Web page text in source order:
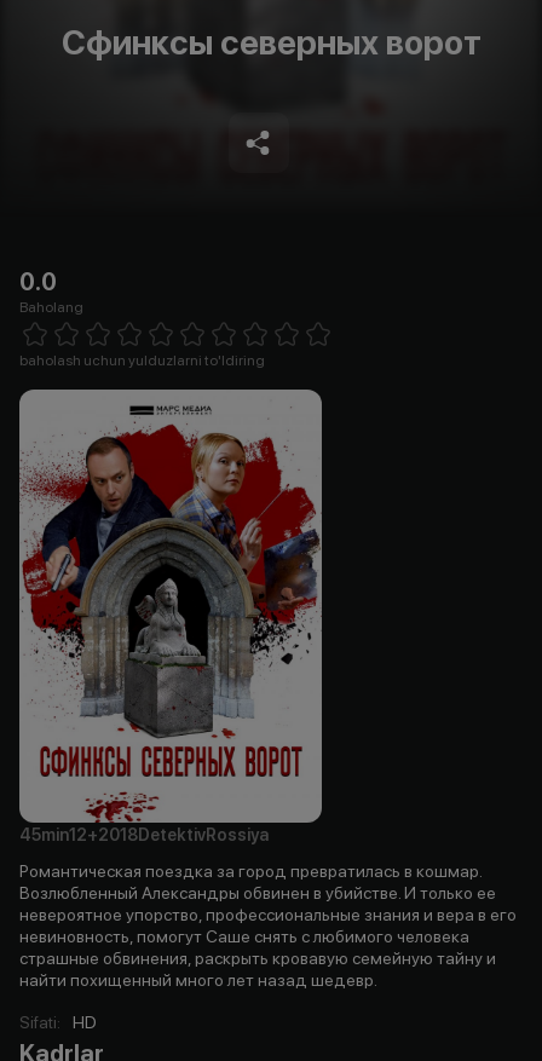
Сфинксы северных ворот
0.0
Baholang
1 Star 2 Stars 3 Stars 4 Stars5 Stars 6 Stars7 Stars8 Stars
baholash uchun yulduzlarni to'ldiring
45min12+2018DetektivRossiya
Романтическая поездка за город превратилась в кошмар.
Возлюбленный Александры обвинен в убийстве. И только ее
невероятное упорство, профессиональные знания и вера в его
невиновность, помогут Саше снять с любимого человека
страшные обвинения, раскрыть кровавую семейную тайну и
найти похищенный много лет назад шедевр.
Sifati: HD
Kadrlar